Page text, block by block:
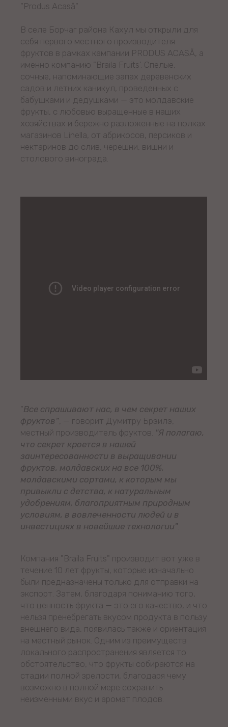
"Produs Acasă".
В селе Борчаг района Кахул мы открыли для
себя первого местного производителя
фруктов в рамках кампании PRODUS ACASĂ, а
именно компанию "Braila Fruits'. Спелые,
сочные, напоминающие запах деревенских
садов и летних каникул, проведенных с
бабушками и дедушками — это молдавские
фрукты, с любовью выращенные в наших
хозяйствах и бережно разложенные на полках
магазинов Linella, от абрикосов, персиков и
нектаринов до слив, черешни, вишни и
столового винограда.
" Все спрашивают нас, в чем секрет наших
фруктов” , — говорит Думитру Брэилэ,
местный производитель фруктов. "Я полагаю,
что секрет кроется в нашей
заинтересованности в выращивании
фруктов, молдавских на все 100%,
молдавскими сортами, к которым мы
привыкли с детства, к натуральным
удобрениям, благоприятным природным
условиям, в вовлеченности людей и в
инвестициях в новейшие технологии"
Компания "Braila Fruits" производит вот уже в
течение 10 лет фрукты, которые изначально
были предназначены только для отправки на
экспорт. Затем, благодаря пониманию того,
что ценность фрукта — это его качество, и что
нельзя пренебрегать вкусом продукта в пользу
внешнего вида, появилась также и ориентация
на местный рынок. Одним из преимуществ
локального распространения является то
обстоятельство, что фрукты собираются на
стадии полной зрелости, благодаря чему
возможно в полной мере сохранить
неизменными вкус и аромат плодов.